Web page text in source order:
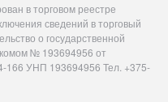
в торговом реестре
сведений в торговый
о государственной
№ 193694956 от
166 УНП 193694956 Тел. +375-